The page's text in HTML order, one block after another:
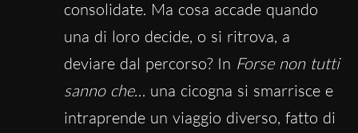
consolidate. Ma cosa accade quando
una di loro decide, o si ritrova, a
deviare dal percorso? In Forse non tutti
sanno che… una cicogna si smarrisce e
intraprende un viaggio diverso, fatto di